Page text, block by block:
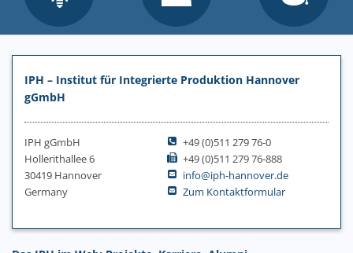
IPH – Institut für Integrierte Produktion Hannover
gGmbH
IPH gGmbH
Hollerithallee 6
30419 Hannover
Germany
+49 (0)511 279 76-0
+49 (0)511 279 76-888
info@iph-hannover.de
Zum Kontaktformular